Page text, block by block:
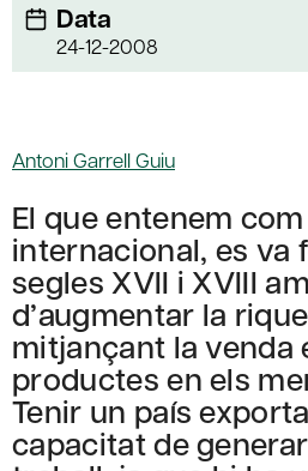
Data
24-12-2008
Antoni Garrell Guiu
El que entenem
internacional, es va
segles XVII i XVIII
d’augmentar la
mitjançant la venda
productes en els
Tenir un país
capacitat de